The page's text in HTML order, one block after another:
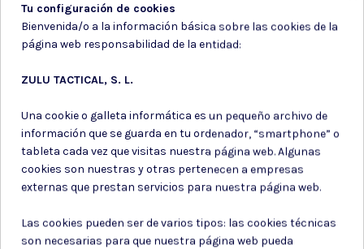
Tu configuración de cookies
Bienvenida/o a la información básica sobre las cookies de la
página web responsabilidad de la entidad:
ZULU TACTICAL, S. L.
Una cookie o galleta informática es un pequeño archivo de
información que se guarda en tu ordenador, “smartphone” o
tableta cada vez que visitas nuestra página web. Algunas
cookies son nuestras y otras pertenecen a empresas
externas que prestan servicios para nuestra página web.
Las cookies pueden ser de varios tipos: las cookies técnicas
son necesarias para que nuestra página web pueda